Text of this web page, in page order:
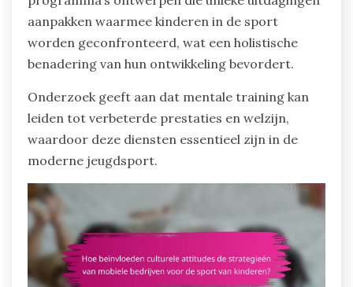
aanpakken waarmee kinderen in de sport
worden geconfronteerd, wat een holistische
benadering van hun ontwikkeling bevordert.
Onderzoek geeft aan dat mentale training kan
leiden tot verbeterde prestaties en welzijn,
waardoor deze diensten essentieel zijn in de
moderne jeugdsport.